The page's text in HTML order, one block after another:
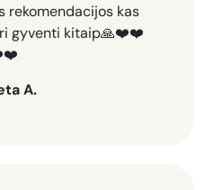
rekomendacijos kas
gyventi kitaip🙏❤️❤️
A.